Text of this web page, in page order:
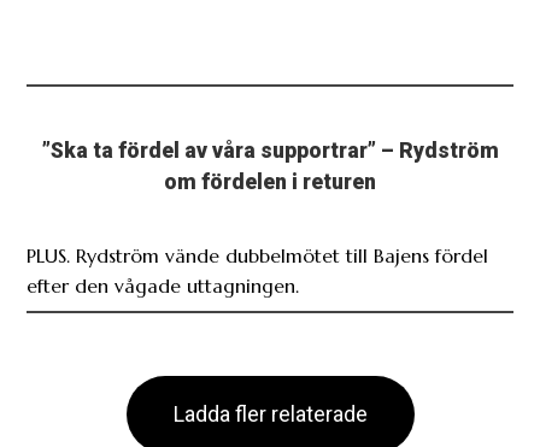
”Ska ta fördel av våra supportrar” – Rydström
om fördelen i returen
PLUS. Rydström vände dubbelmötet till Bajens fördel
efter den vågade uttagningen.
Ladda fler relaterade